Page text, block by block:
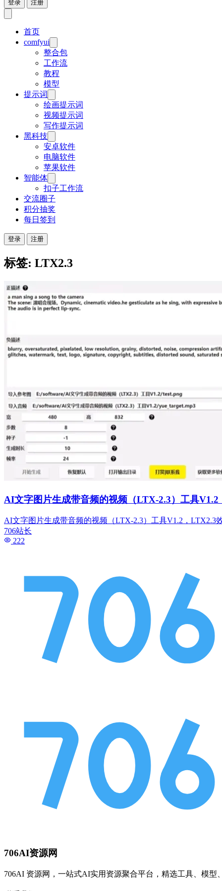
登录 注册
首页
comfyui
整合包
工作流
教程
模型
提示词
绘画提示词
视频提示词
写作提示词
黑科技
安卓软件
电脑软件
苹果软件
智能体
扣子工作流
交流圈子
积分抽奖
每日签到
登录 注册
标签: LTX2.3
AI文字图片生成带音频的视频（LTX-2.3）工具
AI文字图片生成带音频的视频（LTX-2.3）工具V1.2，
706站长
222
706AI资源网
706AI 资源网，一站式AI实用资源聚合平台，精选工具、模